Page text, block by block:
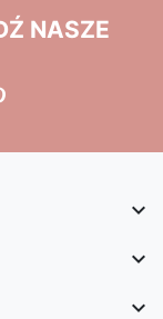
NASZE


